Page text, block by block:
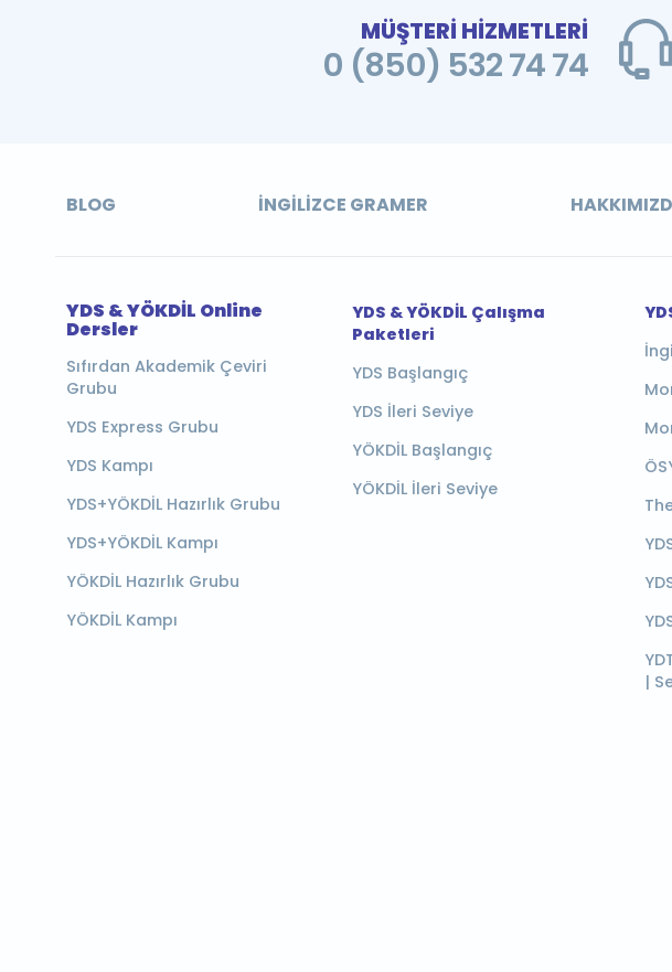
MÜŞTERİ HİZMETLERİ
0 (850) 532 74 74
BLOG İNGILIZCE GRAMER
YDS & YÖKDİL Online
Dersler
Sıfırdan Akademik Çeviri
Grubu
YDS Express Grubu
YDS Kampı
YDS+YÖKDİL Hazırlık Grubu
YDS+YÖKDİL Kampı
YÖKDİL Hazırlık Grubu
YÖKDİL Kampı
YDS & YÖKDİL Çalışma
Paketleri
YDS Başlangıç
YDS İleri Seviye
YÖKDİL Başlangıç
YÖKDİL İleri Seviye
|